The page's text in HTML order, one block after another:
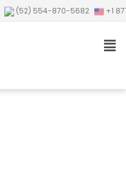
(52) 554-870-5682 +1